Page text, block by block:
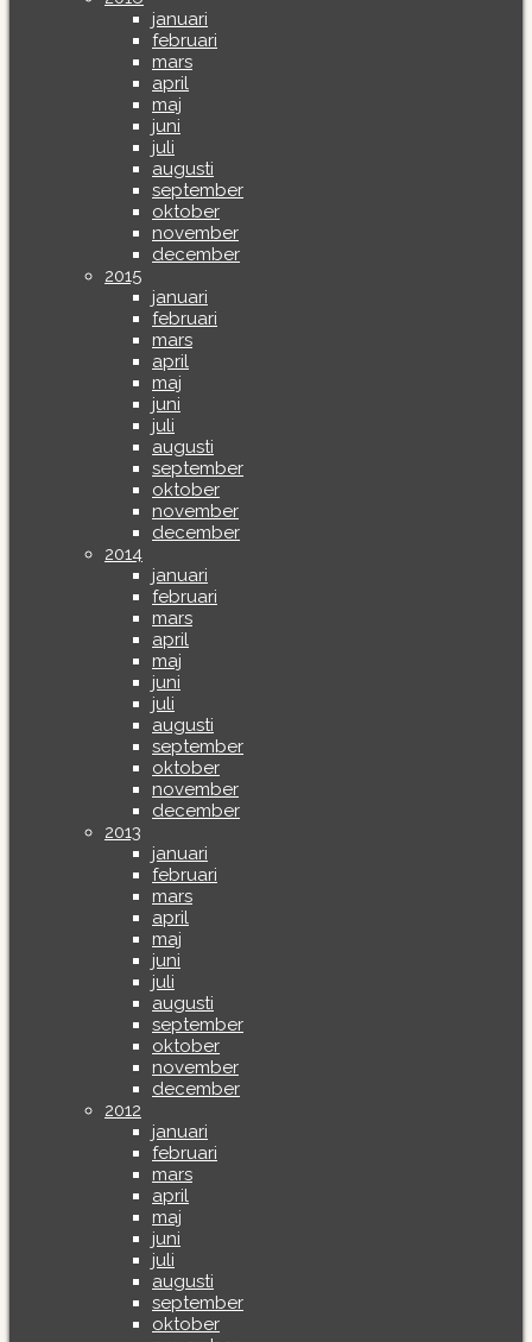
januari
februari
mars
april
maj
juni
juli
augusti
september
oktober
november
december
2015
januari
februari
mars
april
maj
juni
juli
augusti
september
oktober
november
december
2014
januari
februari
mars
april
maj
juni
juli
augusti
september
oktober
november
december
2013
januari
februari
mars
april
maj
juni
juli
augusti
september
oktober
november
december
2012
januari
februari
mars
april
maj
juni
juli
augusti
september
oktober